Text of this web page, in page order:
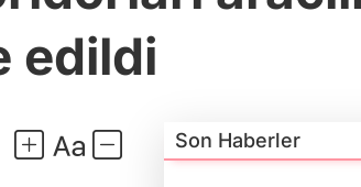
edildi
Son Haberler